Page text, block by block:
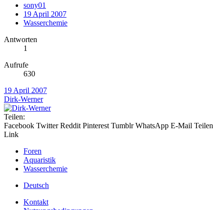
sony01
19 April 2007
Wasserchemie
Antworten
1
Aufrufe
630
19 April 2007
Dirk-Werner
Teilen:
Facebook Twitter Reddit Pinterest Tumblr WhatsApp E-Mail Teilen
Link
Foren
Aquaristik
Wasserchemie
Deutsch
Kontakt